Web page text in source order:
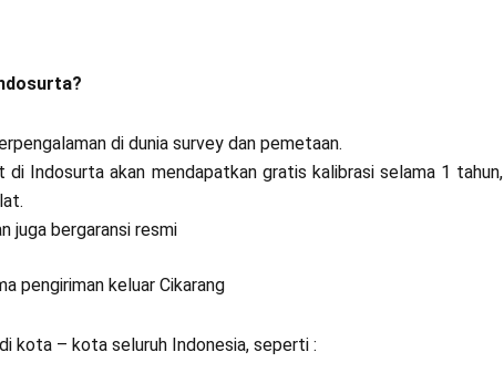
di dunia survey dan pemetaan.
di Indosurta akan mendapatkan gratis kalibrasi selama 1 tahun,
juga bergaransi resmi
pengiriman keluar Cikarang
kota – kota seluruh Indonesia, seperti :